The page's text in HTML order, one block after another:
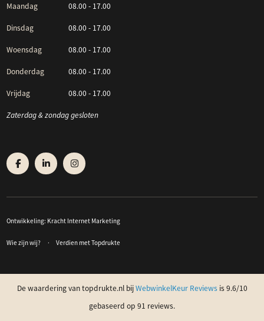
Maandag 08.00 - 17.00
Dinsdag 08.00 - 17.00
Woensdag 08.00 - 17.00
Donderdag 08.00 - 17.00
Vrijdag 08.00 - 17.00
Zaterdag & zondag gesloten
Ontwikkeling: Kracht Internet Marketing
Wie zijn wij? Verdien met Topdrukte
De waardering van topdrukte.nl bijWebwinkelKeur Reviewsis 9.6/10
gebaseerd op 91 reviews.